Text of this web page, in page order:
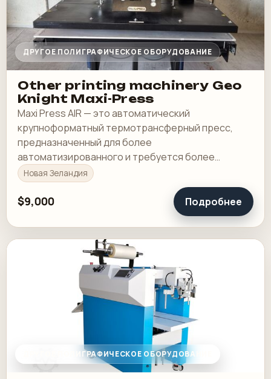
ДРУГОЕ ПОЛИГРАФИЧЕСКОЕ ОБОРУДОВАНИЕ
Other printing machinery Geo
Knight Maxi-Press
Maxi Press AIR — это автоматический
крупноформатный термотрансферный пресс,
предназначенный для более
автоматизированного и требуется более
высокое давление, чем в версии с ручным
управлением. Maxi-AIR имеет увеличенный валик
и…
Новая Зеландия
$9,000 Подробнее
ДРУГОЕ ПОЛИГРАФИЧЕСКОЕ ОБОРУДОВАНИЕ